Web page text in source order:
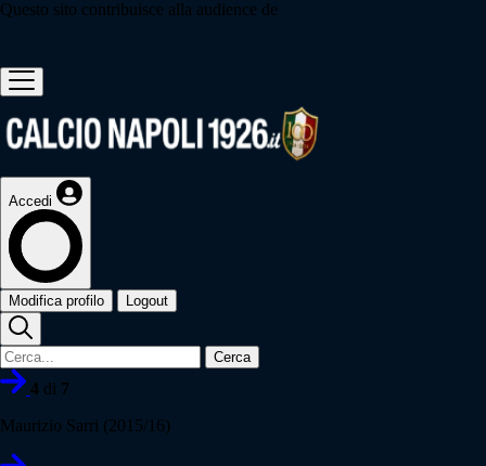
Questo sito contribuisce alla audience de
Accedi
Modifica profilo Logout
Cerca
4 di 7
Maurizio Sarri (2015/16)